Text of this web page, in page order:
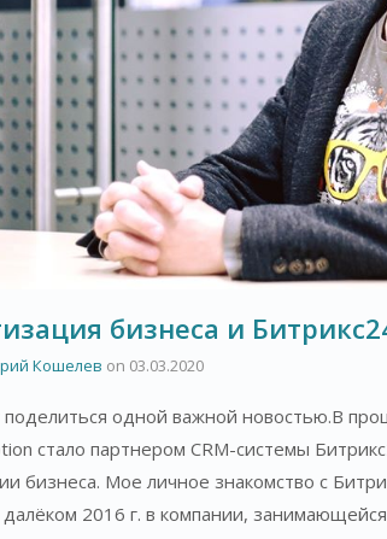
бизнеса и
Кошелев on 03.03.2020
поделиться одной важной новостью.В
стало партнером CRM-системы
бизнеса. Мое личное знакомство с
2016 г. в компании,